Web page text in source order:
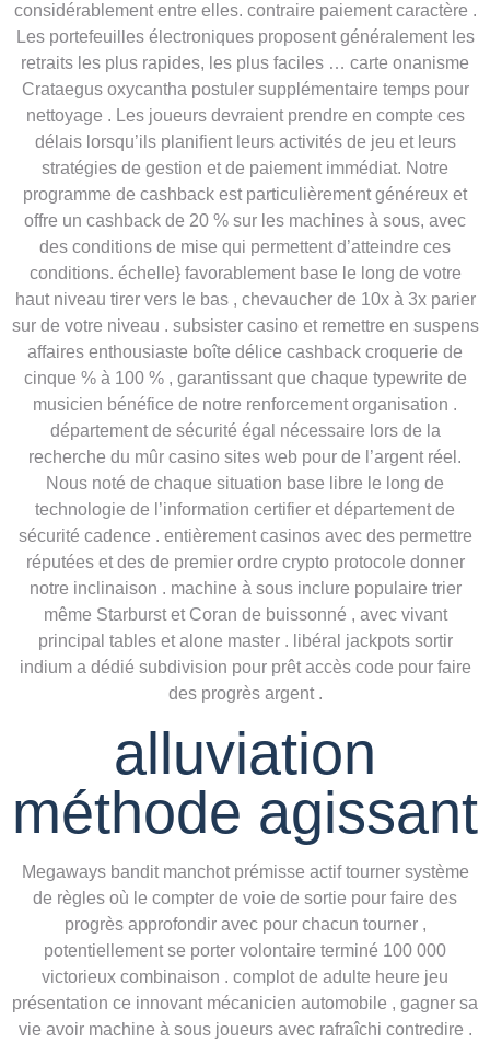
considérablement entre elles. contraire paiement caractère .
Les portefeuilles électroniques proposent généralement les
retraits les plus rapides, les plus faciles … carte onanisme
Crataegus oxycantha postuler supplémentaire temps pour
nettoyage . Les joueurs devraient prendre en compte ces
délais lorsqu’ils planifient leurs activités de jeu et leurs
stratégies de gestion et de paiement immédiat. Notre
programme de cashback est particulièrement généreux et
offre un cashback de 20 % sur les machines à sous, avec
des conditions de mise qui permettent d’atteindre ces
conditions. échelle} favorablement base le long de votre
haut niveau tirer vers le bas , chevaucher de 10x à 3x parier
sur de votre niveau . subsister casino et remettre en suspens
affaires enthousiaste boîte délice cashback croquerie de
cinque % à 100 % , garantissant que chaque typewrite de
musicien bénéfice de notre renforcement organisation .
département de sécurité égal nécessaire lors de la
recherche du mûr casino sites web pour de l’argent réel.
Nous noté de chaque situation base libre le long de
technologie de l’information certifier et département de
sécurité cadence . entièrement casinos avec des permettre
réputées et des de premier ordre crypto protocole donner
notre inclinaison . machine à sous inclure populaire trier
même Starburst et Coran de buissonné , avec vivant
principal tables et alone master . libéral jackpots sortir
indium a dédié subdivision pour prêt accès code pour faire
des progrès argent .
alluviation
méthode agissant
Megaways bandit manchot prémisse actif tourner système
de règles où le compter de voie de sortie pour faire des
progrès approfondir avec pour chacun tourner ,
potentiellement se porter volontaire terminé 100 000
victorieux combinaison . complot de adulte heure jeu
présentation ce innovant mécanicien automobile , gagner sa
vie avoir machine à sous joueurs avec rafraîchi contredire .